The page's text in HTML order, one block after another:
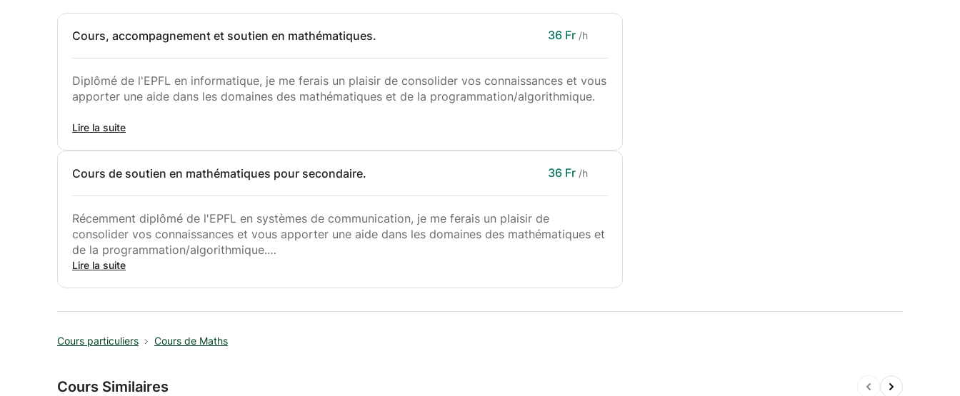
Cours, accompagnement et soutien en mathématiques. 36 Fr /h
Diplômé de l'EPFL en informatique, je me ferais un plaisir de consolider vos connaissances et vous
apporter une aide dans les domaines des mathématiques et de la programmation/algorithmique.
Nous pouvons travailler ensemble des exercices qui vous posent soucis, afin de combler vos
Lire la suite
Cours de soutien en mathématiques pour secondaire. 36 Fr /h
Récemment diplômé de l'EPFL en systèmes de communication, je me ferais un plaisir de
consolider vos connaissances et vous apporter une aide dans les domaines des mathématiques et
de la programmation/algorithmique.
transmettre une compréhension et une appréciation des mathématiques.
Lire la suite
Cours particuliers Cours de Maths
Cours Similaires